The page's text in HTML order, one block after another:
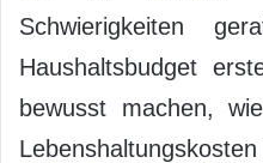
Schwierigkeiten
Haushaltsbudget
bewusst machen,